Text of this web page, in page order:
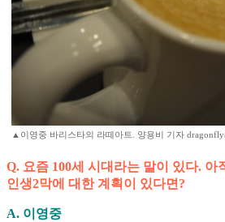
▲이영중 바리스타의 라떼아트. 양용비 기자
Q. 요즘 100세 시대라는 말이 있다. 아
인생2막에 대한 계획이 있다면?
A. 이영중